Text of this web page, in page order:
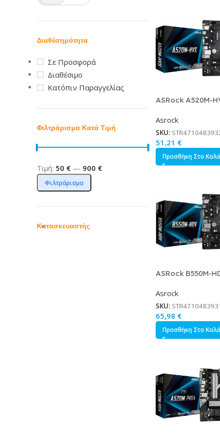
Διαθέσημότητα
Σε Προσφορά
Διαθέσιμο
Κατόπιν Παραγγελίας
Φιλτράρισμα Κατά Τιμή
Φιλτράρισμα
Τιμή: 50 € — 900 €
Κατασκευαστής
ASRock A520M-
με AMD AM4
MXBE60-A0UAYZ
Asrock
SKU:
51,21 €
Προσθήκη Στο
ASRock B550M-
με AMD AM4
Asrock
SKU:
65,98 €
Προσθήκη Στο